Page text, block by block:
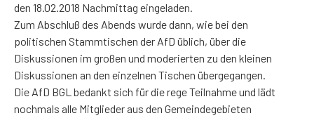
den 18.02.2018 Nachmittag eingeladen.
Zum Abschluß des Abends wurde dann, wie bei den
politischen Stammtischen der AfD üblich, über die
Diskussionen im großen und moderierten zu den kleinen
Diskussionen an den einzelnen Tischen übergegangen.
Die AfD BGL bedankt sich für die rege Teilnahme und lädt
nochmals alle Mitglieder aus den Gemeindegebieten